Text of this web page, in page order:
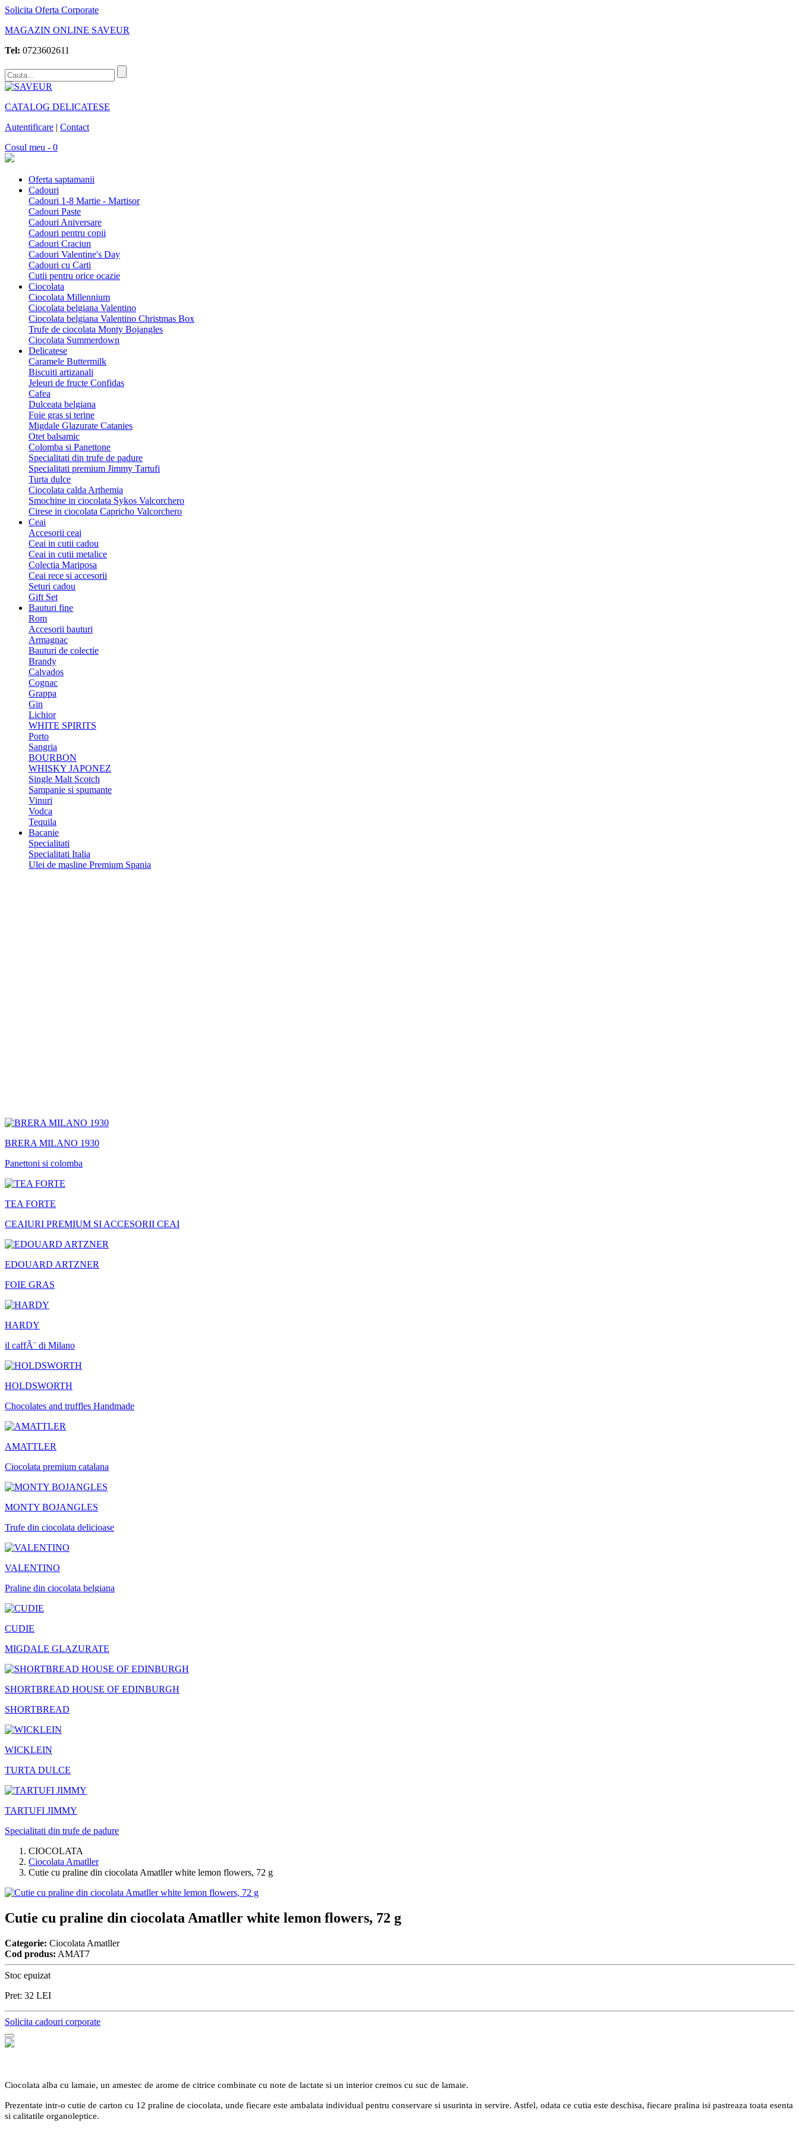
Solicita Oferta Corporate
MAGAZIN ONLINE SAVEUR
Tel: 0723602611
CATALOG DELICATESE
Autentificare | Contact
Cosul meu - 0
Oferta saptamanii
Cadouri
Cadouri 1-8 Martie - Martisor
Cadouri Paste
Cadouri Aniversare
Cadouri pentru copii
Cadouri Craciun
Cadouri Valentine's Day
Cadouri cu Carti
Cutii pentru orice ocazie
Ciocolata
Ciocolata Millennium
Ciocolata belgiana Valentino
Ciocolata belgiana Valentino Christmas Box
Trufe de ciocolata Monty Bojangles
Ciocolata Summerdown
Delicatese
Caramele Buttermilk
Biscuiti artizanali
Jeleuri de fructe Confidas
Cafea
Dulceata belgiana
Foie gras si terine
Migdale Glazurate Catanies
Otet balsamic
Colomba si Panettone
Specialitati din trufe de padure
Specialitati premium Jimmy Tartufi
Turta dulce
Ciocolata calda Arthemia
Smochine in ciocolata Sykos Valcorchero
Cirese in ciocolata Capricho Valcorchero
Ceai
Accesorii ceai
Ceai in cutii cadou
Ceai in cutii metalice
Colectia Mariposa
Ceai rece si accesorii
Seturi cadou
Gift Set
Bauturi fine
Rom
Accesorii bauturi
Armagnac
Bauturi de colectie
Brandy
Calvados
Cognac
Grappa
Gin
Lichior
WHITE SPIRITS
Porto
Sangria
BOURBON
WHISKY JAPONEZ
Single Malt Scotch
Sampanie si spumante
Vinuri
Vodca
Tequila
Bacanie
Specialitati
Specialitati Italia
Ulei de masline Premium Spania
BRERA MILANO 1930
Panettoni si colomba
TEA FORTE
CEAIURI PREMIUM SI ACCESORII CEAI
EDOUARD ARTZNER
FOIE GRAS
HARDY
il caffÃ¨ di Milano
HOLDSWORTH
Chocolates and truffles Handmade
AMATTLER
Ciocolata premium catalana
MONTY BOJANGLES
Trufe din ciocolata delicioase
VALENTINO
Praline din ciocolata belgiana
CUDIE
MIGDALE GLAZURATE
SHORTBREAD HOUSE OF EDINBURGH
SHORTBREAD
WICKLEIN
TURTA DULCE
TARTUFI JIMMY
Specialitati din trufe de padure
CIOCOLATA
Ciocolata Amatller
Cutie cu praline din ciocolata Amatller white lemon flowers, 72 g
Cutie cu praline din ciocolata Amatller white lemon flowers, 72 g
Categorie: Ciocolata Amatller
Cod produs: AMAT7
Stoc epuizat
Pret: 32 LEI
Solicita cadouri corporate
Ciocolata alba cu lamaie, un amestec de arome de citrice combinate cu note de lactate si un interior cremos cu suc de lamaie.
Prezentate intr-o cutie de carton cu 12 praline de ciocolata, unde fiecare este ambalata individual pentru conservare si usurinta in servire. Astfel, odata ce cutia este deschisa, fiecare pralina isi pastreaza toata esenta
si calitatile organoleptice.